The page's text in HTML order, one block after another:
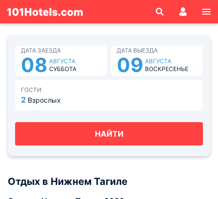
ДАТА ЗАЕЗДА
08 АВГУСТА
СУББОТА
ДАТА ВЫЕЗДА
09 АВГУСТА
ВОСКРЕСЕНЬЕ
ГОСТИ
2 Взрослых
НАЙТИ
Отдых в Нижнем Тагиле